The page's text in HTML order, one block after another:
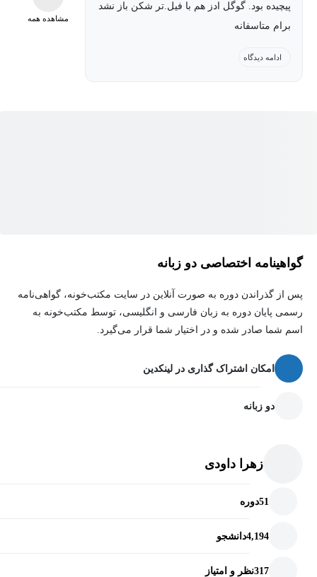
بومی‌سازی شده است.
پیچیده بود. گوگل ادز هم با فیل.تر شکن باز نشد
برام متاسفانه
ادامه دیدگاه
مشاهده همه
گواهینامه اختصاصی دو زبانه
پس از گذراندن دوره به صورت آنلاین در سایت مکتب‌خونه، گواهی‌نامه
رسمی پایان دوره به زبان فارسی و انگلیسی، توسط مکتب‌خونه به
اسم شما صادر شده و در اختیار شما قرار می‌گیرد.
امکان اشتراک گذاری در لینکدین
دو زبانه
زهرا داودی
51دوره
4,194دانشجو
317نظر و امتیاز